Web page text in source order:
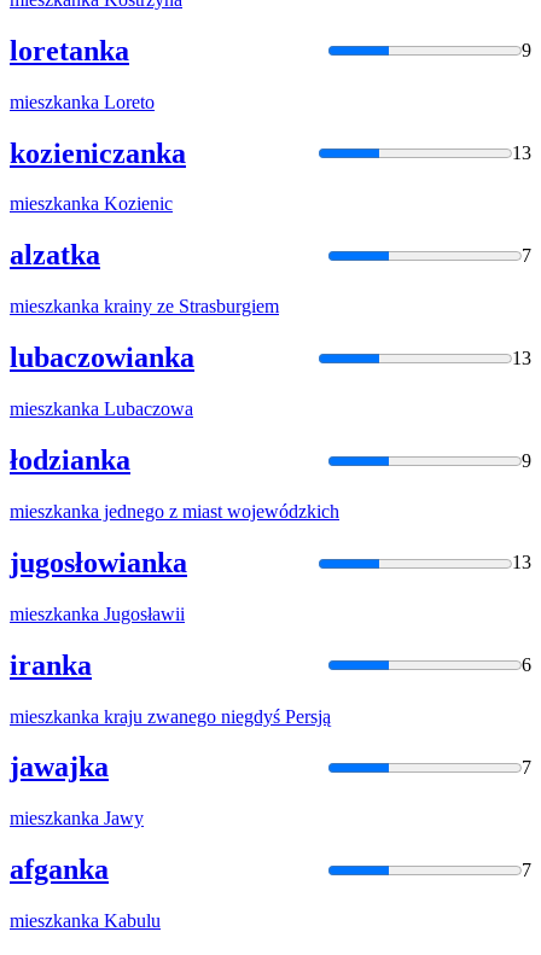
loretanka 9
mieszkanka Loreto
kozieniczanka 13
mieszkanka Kozienic
alzatka 7
mieszkanka krainy ze Strasburgiem
lubaczowianka 13
mieszkanka Lubaczowa
łodzianka 9
mieszkanka jednego z miast wojewódzkich
jugosłowianka 13
mieszkanka Jugosławii
iranka 6
mieszkanka kraju zwanego niegdyś Persją
jawajka 7
mieszkanka Jawy
afganka 7
mieszkanka Kabulu